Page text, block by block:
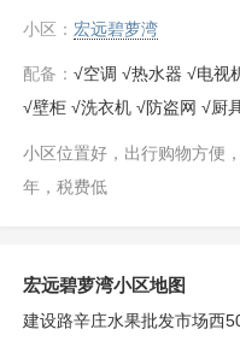
小区： 宏远碧萝湾
配备：√空调 √热水器 √电视
√壁柜 √洗衣机 √防盗网 √厨
小区位置好，出行购物方便
年，税费低
宏远碧萝湾小区地图
建设路辛庄水果批发市场西